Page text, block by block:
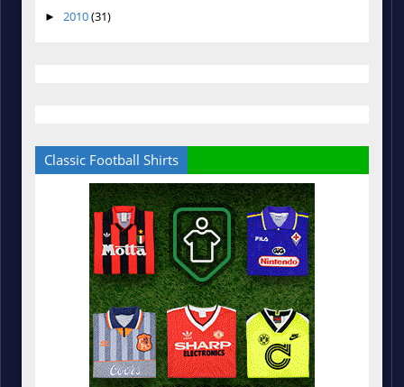
► 2010(31)
Classic Football Shirts